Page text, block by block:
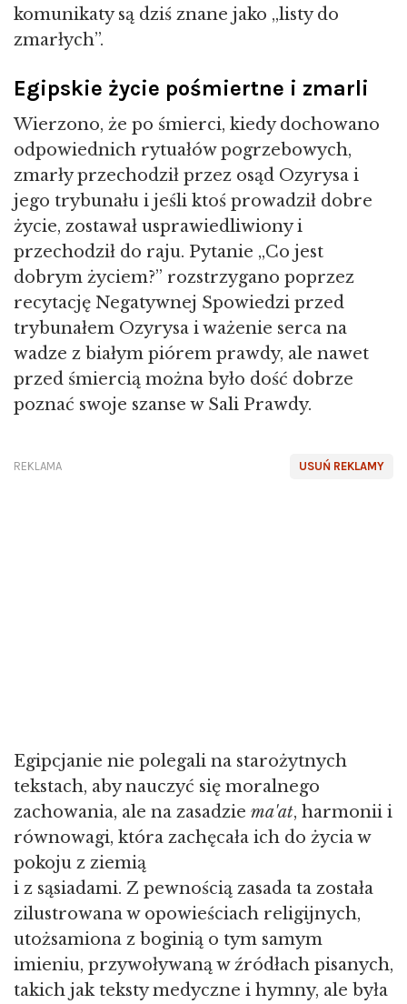
komunikaty są dziś znane jako „listy do
zmarłych”.
Egipskie życie pośmiertne i zmarli
Wierzono, że po śmierci, kiedy dochowano
odpowiednich rytuałów pogrzebowych,
zmarły przechodził przez osąd Ozyrysa i
jego trybunału i jeśli ktoś prowadził dobre
życie, zostawał usprawiedliwiony i
przechodził do raju. Pytanie „Co jest
dobrym życiem?” rozstrzygano poprzez
recytację Negatywnej Spowiedzi przed
trybunałem Ozyrysa i ważenie serca na
wadze z białym piórem prawdy, ale nawet
przed śmiercią można było dość dobrze
poznać swoje szanse w Sali Prawdy.
USUŃ REKLAMY
REKLAMA
Egipcjanie nie polegali na starożytnych
tekstach, aby nauczyć się moralnego
zachowania, ale na zasadzie ma'at, harmonii i
równowagi, która zachęcała ich do życia w
pokoju z ziemią
i z sąsiadami. Z pewnością zasada ta została
zilustrowana w opowieściach religijnych,
utożsamiona z boginią o tym samym
imieniu, przywoływaną w źródłach pisanych,
takich jak teksty medyczne i hymny, ale była